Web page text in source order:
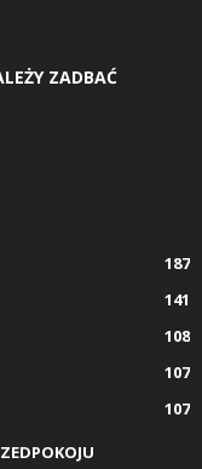
ZADBAĆ
187
141
108
107
107